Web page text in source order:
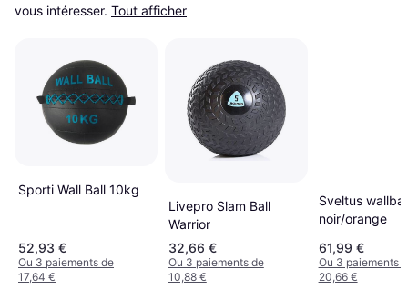
vous intéresser. Tout afficher
Sporti Wall Ball 10kg
52,93 €
Ou 3 paiements de
17,64 €
Livepro Slam Ball
Warrior
32,66 €
Ou 3 paiements de
10,88 €
Sveltus
noir/orange
61,99 €
Ou 3 paiements
20,66 €